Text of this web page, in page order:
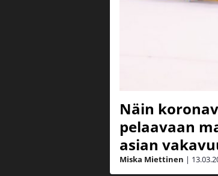
Näin
pelaavaan
asian
Miska Miettinen |